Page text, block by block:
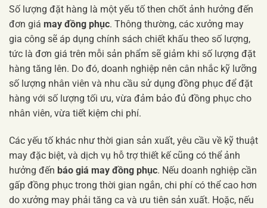
Số lượng đặt hàng là một yếu tố then chốt ảnh hưởng đến
đơn giá may đồng phục. Thông thường, các xưởng may
gia công sẽ áp dụng chính sách chiết khấu theo số lượng,
tức là đơn giá trên mỗi sản phẩm sẽ giảm khi số lượng đặt
hàng tăng lên. Do đó, doanh nghiệp nên cân nhắc kỹ lưỡng
số lượng nhân viên và nhu cầu sử dụng đồng phục để đặt
hàng với số lượng tối ưu, vừa đảm bảo đủ đồng phục cho
nhân viên, vừa tiết kiệm chi phí.
Các yếu tố khác như thời gian sản xuất, yêu cầu về kỹ thuật
may đặc biệt, và dịch vụ hỗ trợ thiết kế cũng có thể ảnh
hưởng đến báo giá may đồng phục. Nếu doanh nghiệp cần
gấp đồng phục trong thời gian ngắn, chi phí có thể cao hơn
do xưởng may phải tăng ca và ưu tiên sản xuất. Hoặc, nếu